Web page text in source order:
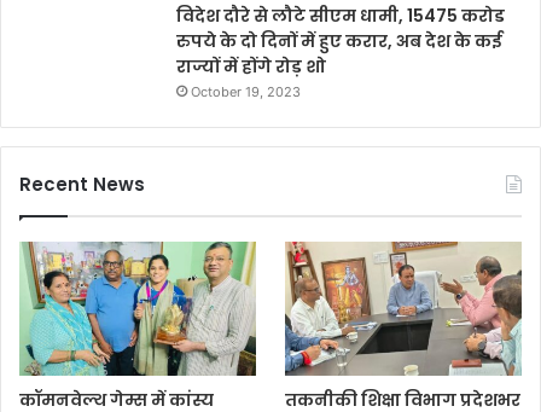
विदेश दौरे से लौटे सीएम धामी, 15475 करोड
रुपये के दो दिनों में हुए करार, अब देश के कई
राज्यों में होंगे रोड़ शो
October 19, 2023
Recent News
कॉमनवेल्थ गेम्स में कांस्य
तकनीकी शिक्षा विभाग प्रदेशभर